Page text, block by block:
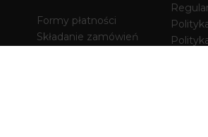
Formy płatności
Składanie zamówień